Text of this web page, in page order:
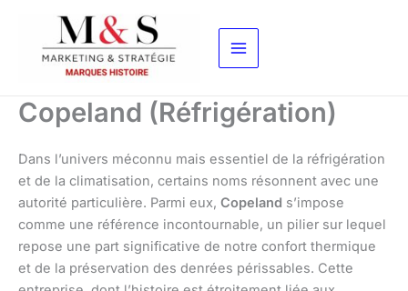
contenu
Copeland (Réfrigération)
Dans l’univers méconnu mais essentiel de la réfrigération
et de la climatisation, certains noms résonnent avec une
autorité particulière. Parmi eux, Copeland s’impose
comme une référence incontournable, un pilier sur lequel
repose une part significative de notre confort thermique
et de la préservation des denrées périssables. Cette